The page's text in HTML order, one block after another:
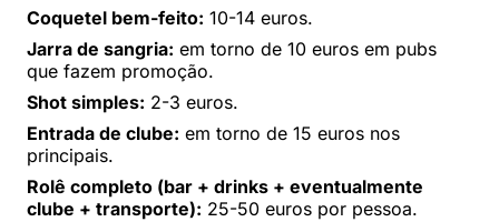
Coquetel bem-feito: 10-14 euros.
Jarra de sangria: em torno de 10 euros em pubs
que fazem promoção.
Shot simples: 2-3 euros.
Entrada de clube: em torno de 15 euros nos
principais.
Rolê completo (bar + drinks + eventualmente
clube + transporte): 25-50 euros por pessoa.